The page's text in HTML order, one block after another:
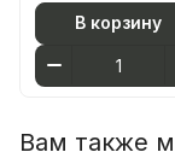
покрытие
(Хайджн)
В корзину
Вам также